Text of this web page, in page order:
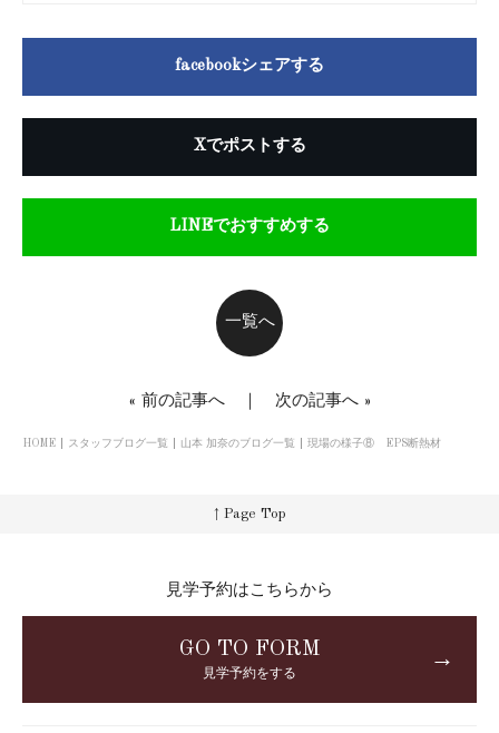
facebookシェアする
Xでポストする
LINEでおすすめする
一覧へ
« 前の記事へ｜ 次の記事へ»
HOME スタッフブログ一覧 山本 加奈のブログ一覧 現場の様子⑧ EPS断熱材
↑ Page Top
見学予約はこちらから
GO TO FORM
見学予約をする
→